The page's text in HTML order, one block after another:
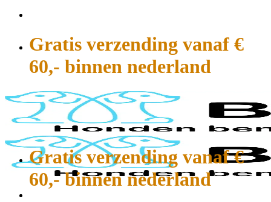
Gratis verzending vanaf €
60,- binnen nederland
Gratis verzending vanaf €
60,- binnen nederland